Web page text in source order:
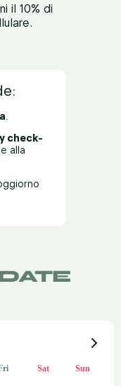
il 10% di
.
check-
alla
Sat Sun